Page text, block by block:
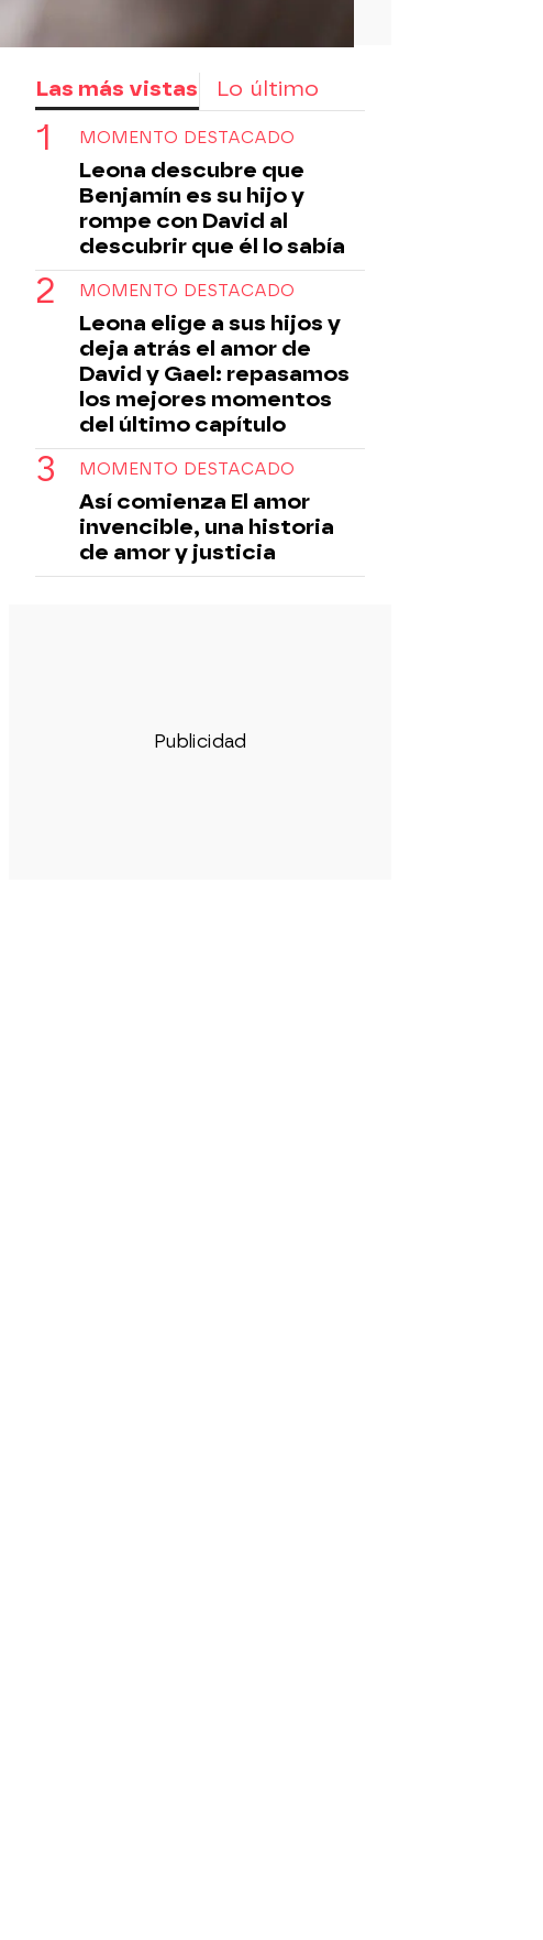
Las más vistas Lo último
MOMENTO DESTACADO
Leona descubre que
Benjamín es su hijo y
rompe con David al
descubrir que él lo sabía
MOMENTO DESTACADO
Leona elige a sus hijos y
deja atrás el amor de
David y Gael: repasamos
los mejores momentos
del último capítulo
MOMENTO DESTACADO
Así comienza El amor
invencible, una historia
de amor y justicia